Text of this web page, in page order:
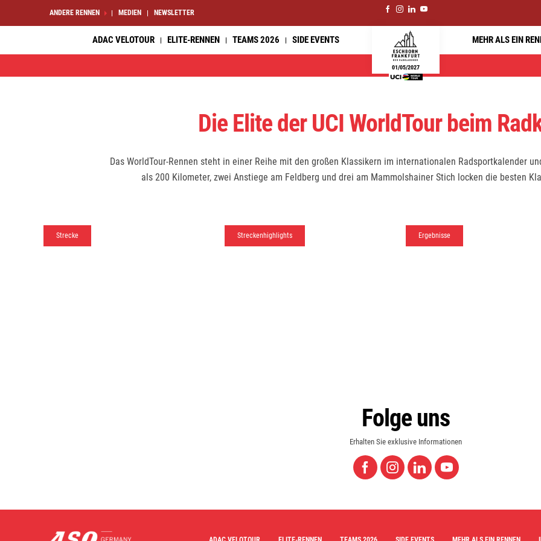
ANDERE RENNEN MEDIEN NEWSLETTER
ADAC VELOTOUR ELITE-RENNEN TEAMS 2026 SIDE EVENTS
01/05/2027
MEHR ALS EIN
Die Elite der UCI WorldTour beim
Das WorldTour-Rennen steht in einer Reihe mit den großen Klassikern im internationalen Radsportkalender
als 200 Kilometer, zwei Anstiege am Feldberg und drei am Mammolshainer Stich locken die besten
Strecke Streckenhighlights Ergebnisse
Folge uns
Erhalten Sie exklusive Informationen